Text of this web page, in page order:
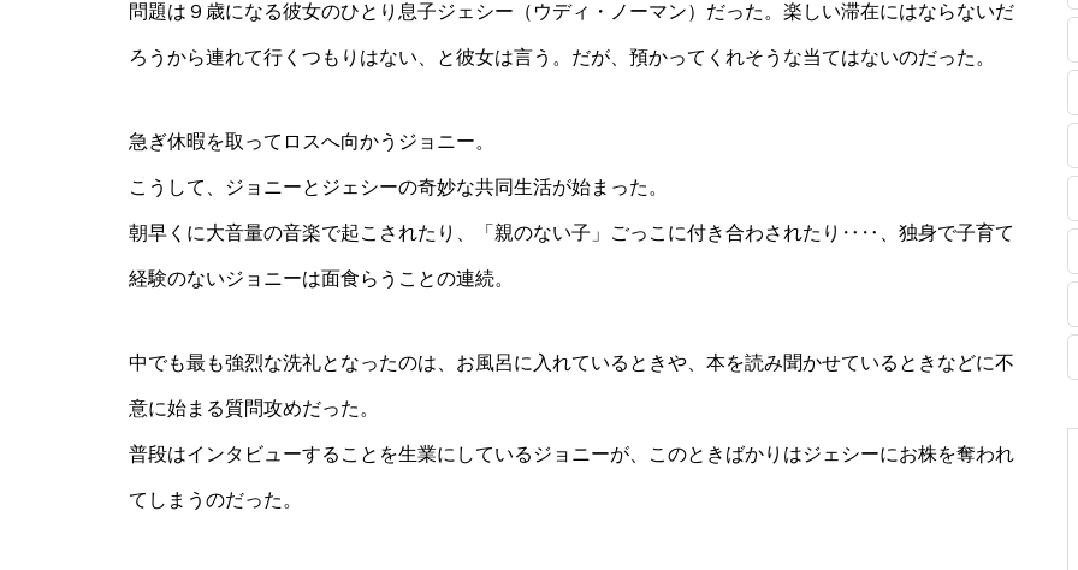
問題は９歳になる彼女のひとり息子ジェシー（ウディ・ノーマン）だった。楽しい滞在にはならないだ
ろうから連れて行くつもりはない、と彼女は言う。だが、預かってくれそうな当てはないのだった。
急ぎ休暇を取ってロスへ向かうジョニー。
こうして、ジョニーとジェシーの奇妙な共同生活が始まった。
朝早くに大音量の音楽で起こされたり、「親のない子」ごっこに付き合わされたり‥‥、独身で子育て
経験のないジョニーは面食らうことの連続。
中でも最も強烈な洗礼となったのは、お風呂に入れているときや、本を読み聞かせているときなどに不
意に始まる質問攻めだった。
普段はインタビューすることを生業にしているジョニーが、このときばかりはジェシーにお株を奪われ
てしまうのだった。